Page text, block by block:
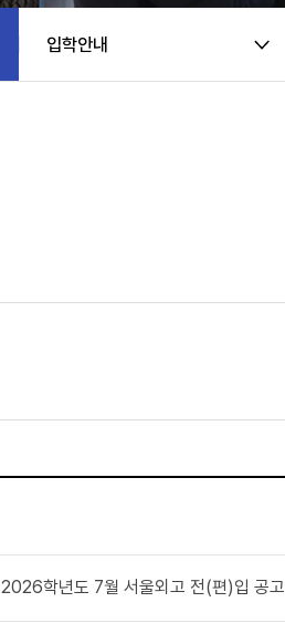
입학안내
2026학년도 7월 서울외고 전(편)입 공고